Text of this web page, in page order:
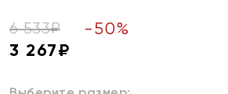
6 533₽ -50%
3 267₽